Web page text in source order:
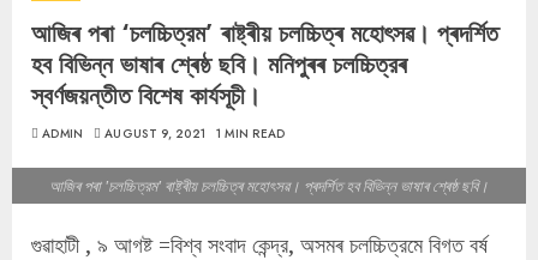
আজিৰ পৰা ‘চলচ্চিত্রম’ ৰাষ্ট্ৰীয় চলচ্চিত্ৰ মহোৎসৱ। প্ৰদৰ্শিত
হব বিভিন্ন ভাষাৰ শ্ৰেষ্ঠ ছবি। মনিপুৰৰ চলচ্চিত্রৰ
স্বৰ্ণজয়ন্তীত বিশেষ কাৰ্যসূচী।
ADMIN AUGUST 9, 2021 1 MIN READ
আজিৰ পৰা 'চলচ্চিত্রম' ৰাষ্ট্ৰীয় চলচ্চিত্ৰ মহোৎসৱ। প্ৰদৰ্শিত হব বিভিন্ন ভাষাৰ শ্ৰেষ্ঠ ছবি।
গুৱাহাটী , ৯ আগষ্ট =বিশ্ব সংবাদ কেন্দ্র, অসমৰ চলচ্চিত্রমে বিগত বর্ষ